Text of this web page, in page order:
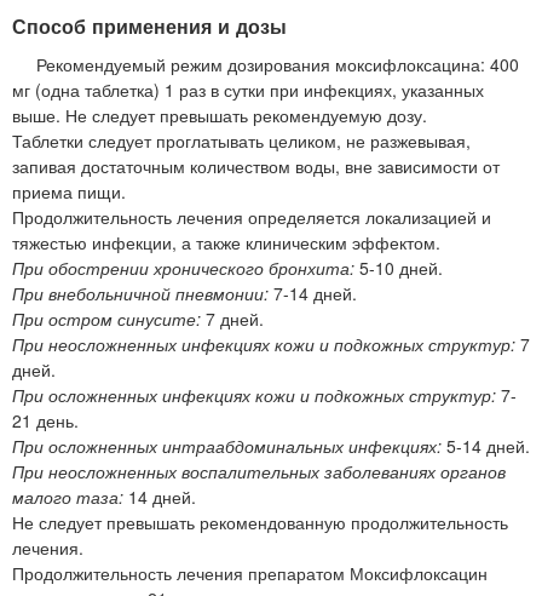
Способ применения и дозы
Рекомендуемый режим дозирования моксифлоксацина: 400
мг (одна таблетка) 1 раз в сутки при инфекциях, указанных
выше. Не следует превышать рекомендуемую дозу.
Таблетки следует проглатывать целиком, не разжевывая,
запивая достаточным количеством воды, вне зависимости от
приема пищи.
Продолжительность лечения определяется локализацией и
тяжестью инфекции, а также клиническим эффектом.
При обострении хронического бронхита: 5-10 дней.
При внебольничной пневмонии: 7-14 дней.
При остром синусите: 7 дней.
При неосложненных инфекциях кожи и подкожных структур: 7
дней.
При осложненных инфекциях кожи и подкожных структур: 7-
21 день.
При осложненных интраабдоминальных инфекциях: 5-14 дней.
При неосложненных воспалительных заболеваниях органов
малого таза: 14 дней.
Не следует превышать рекомендованную продолжительность
лечения.
Продолжительность лечения препаратом Моксифлоксацин